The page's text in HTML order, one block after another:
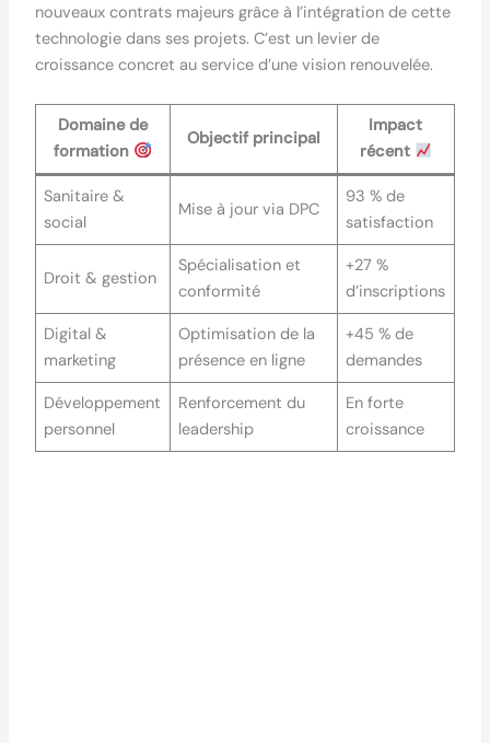
nouveaux contrats majeurs grâce à l’intégration de cette
technologie dans ses projets. C’est un levier de
croissance concret au service d’une vision renouvelée.
Domaine de
formation
Objectif principal
Impact
récent
Sanitaire &
social
Mise à jour via DPC
93 % de
satisfaction
Droit & gestion
Spécialisation et
conformité
+27 %
d’inscriptions
Digital &
marketing
Optimisation de la
présence en ligne
+45 % de
demandes
Développement
personnel
Renforcement du
leadership
En forte
croissance